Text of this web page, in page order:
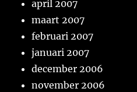
april 2007
maart 2007
februari 2007
januari 2007
december 2006
november 2006